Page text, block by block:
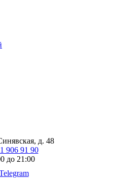
д. 48
906 91 90
до 21:00